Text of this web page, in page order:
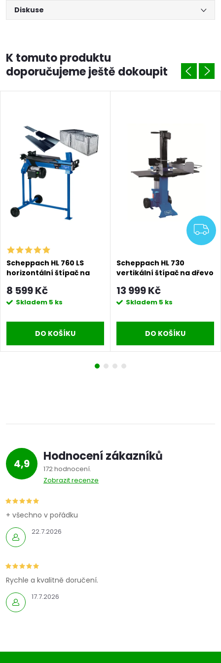
Diskuse
K tomuto produktu
doporučujeme ještě dokoupit
Scheppach HL 760 LS
horizontální štípač na
8 599 Kč
Skladem 5 ks
DO KOŠÍKU
Scheppach HL 730
vertikální štípač na dřevo
13 999 Kč
Skladem 5 ks
DO KOŠÍKU
4,9 Hodnocení zákazníků
172 hodnocení
Zobrazit recenze
22.7.2026
+ všechno v pořádku
17.7.2026
Rychle a kvalitně doručení.